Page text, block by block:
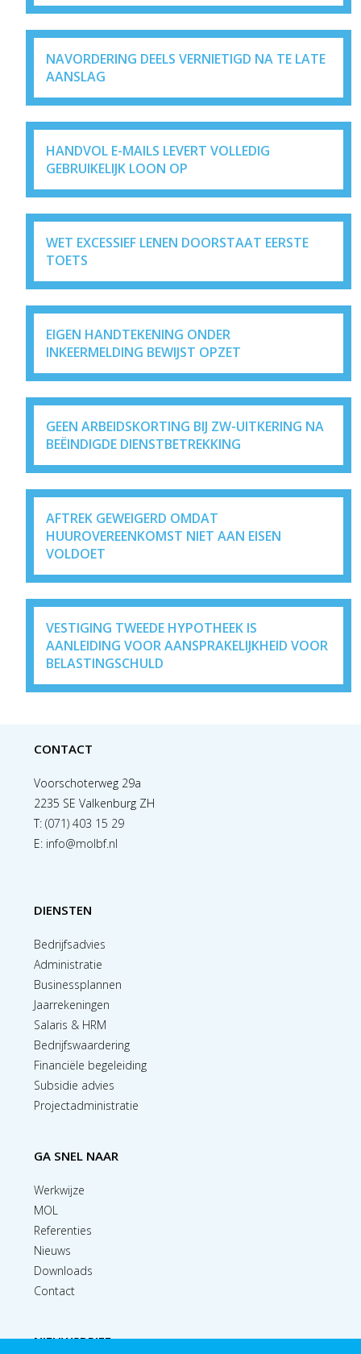
NAVORDERING DEELS VERNIETIGD NA TE LATE
AANSLAG
HANDVOL E-MAILS LEVERT VOLLEDIG
GEBRUIKELIJK LOON OP
WET EXCESSIEF LENEN DOORSTAAT EERSTE
TOETS
EIGEN HANDTEKENING ONDER
INKEERMELDING BEWIJST OPZET
GEEN ARBEIDSKORTING BIJ ZW-UITKERING NA
BEËINDIGDE DIENSTBETREKKING
AFTREK GEWEIGERD OMDAT
HUUROVEREENKOMST NIET AAN EISEN
VOLDOET
VESTIGING TWEEDE HYPOTHEEK IS
AANLEIDING VOOR AANSPRAKELIJKHEID VOOR
BELASTINGSCHULD
CONTACT
Voorschoterweg 29a
2235 SE Valkenburg ZH
T:(071) 403 15 29
E: info@molbf.nl
DIENSTEN
Bedrijfsadvies
Administratie
Businessplannen
Jaarrekeningen
Salaris & HRM
Bedrijfswaardering
Financiële begeleiding
Subsidie advies
Projectadministratie
GA SNEL NAAR
Werkwijze
MOL
Referenties
Nieuws
Downloads
Contact
NIEUWSBRIEF